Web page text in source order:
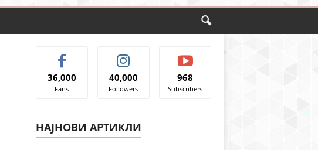
36,000
Fans
40,000
Followers
968
Subscribers
НАЈНОВИ АРТИКЛИ